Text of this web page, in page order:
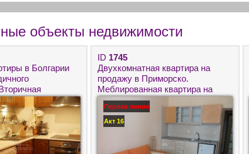
объекты недвижимости
в Болгарии
в городе Бургас
ID 1745
Двухкомнатная квартира на
продажу в Приморско.
Меблированная квартира на
первой линии Моря.
Первая линия
Акт 16